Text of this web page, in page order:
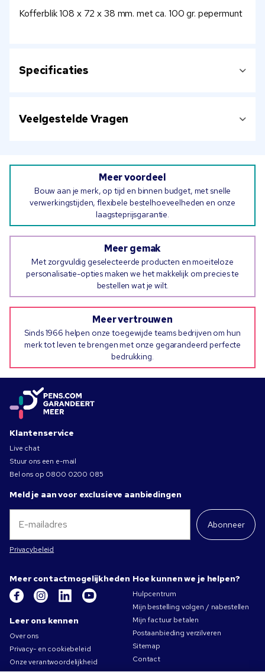
Kofferblik 108 x 72 x 38 mm. met ca. 100 gr. pepermunt
Specificaties
Veelgestelde Vragen
Meer voordeel
Bouw aan je merk, op tijd en binnen budget, met snelle
verwerkingstijden, flexibele bestelhoeveelheden en onze
laagsteprijsgarantie.
Meer gemak
Met zorgvuldig geselecteerde producten en moeiteloze
personalisatie-opties maken we het makkelijk om precies te
bestellen wat je wilt.
Meer vertrouwen
Sinds 1966 helpen onze toegewijde teams bedrijven om hun
merk tot leven te brengen met onze gegarandeerd perfecte
bedrukking.
Klantenservice
Live chat
Stuur ons een e-mail
Bel ons op 0800 0200 085
Meld je aan voor exclusieve aanbiedingen
Abonneer
Privacybeleid
Meer contactmogelijkheden
Leer ons kennen
Over ons
Privacy- en cookiebeleid
Onze verantwoordelijkheid
Hoe kunnen we je helpen?
Hulpcentrum
Mijn bestelling volgen / nabestellen
Mijn factuur betalen
Postaanbieding verzilveren
Sitemap
Contact